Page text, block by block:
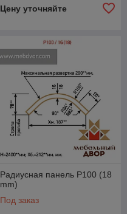
Цену уточняйте
Радиусная панель P100 (18
mm)
Под заказ